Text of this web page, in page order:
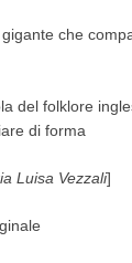
che
del folklore
di forma
Luisa Vezzali]